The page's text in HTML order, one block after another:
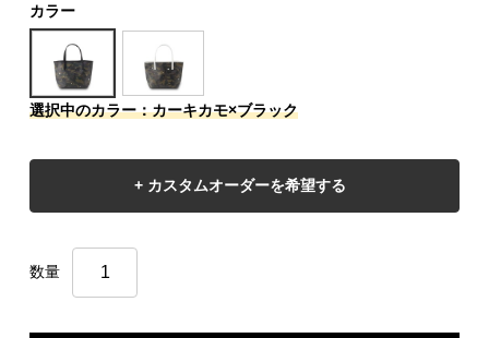
カラー
選択中のカラー：カーキカモ×ブラック
数量